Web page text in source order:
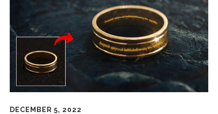
DECEMBER 5, 2022